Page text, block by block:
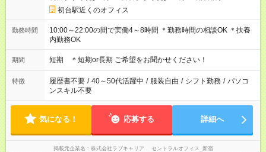
初台駅近くのオフィス
勤務時間
10:00～22:00の間で実働4～8時間 ＊勤務時間の相談OK ＊扶養
内勤務OK
期間 短期 ＊短期or長期 ご希望をお聞かせください！
特徴 履歴書不要 / 40～50代活躍中 / 服装自由 / シフト勤務 / パソコ
ンスキル不要
気になる！ 応募する 詳細へ
掲載元企業名 株式会社ラブキャリア セントラルオフィス_新宿